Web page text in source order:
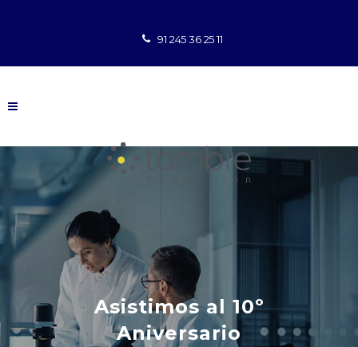
91 245 36 25 11
Asistimos al 10º
Aniversario